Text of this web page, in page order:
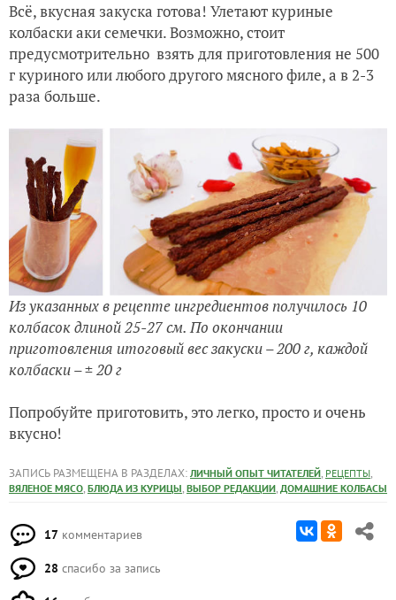
Всё, вкусная закуска готова! Улетают куриные
колбаски аки семечки. Возможно, стоит
предусмотрительно взять для приготовления не 500
г куриного или любого другого мясного филе, а в 2-3
раза больше.
Из указанных в рецепте ингредиентов получилось 10
колбасок длиной 25-27 см. По окончании
приготовления итоговый вес закуски – 200 г, каждой
колбаски – ± 20 г
Попробуйте приготовить, это легко, просто и очень
вкусно!
ЗАПИСЬ РАЗМЕЩЕНА В РАЗДЕЛАХ: ЛИЧНЫЙ ОПЫТ ЧИТАТЕЛЕЙ, РЕЦЕПТЫ,
ВЯЛЕНОЕ МЯСО, БЛЮДА ИЗ КУРИЦЫ, ВЫБОР РЕДАКЦИИ, ДОМАШНИЕ КОЛБАСЫ
17 комментариев
28 спасибо за запись